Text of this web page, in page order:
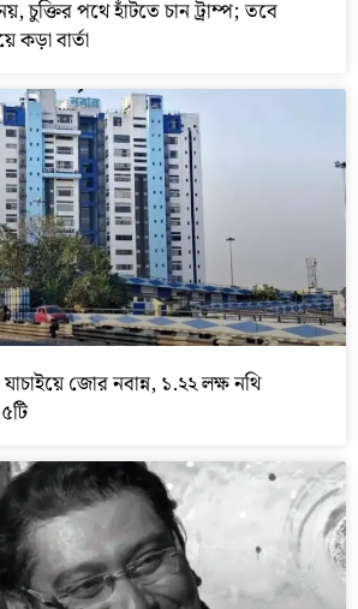
চুক্তির পথে হাঁটতে চান ট্রাম্প; তবে
কড়া বার্তা
জোর নবান্ন, ১.২২ লক্ষ নথি